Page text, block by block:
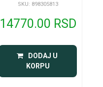
SKU: 898305813
14770.00 RSD
DODAJ U
KORPU